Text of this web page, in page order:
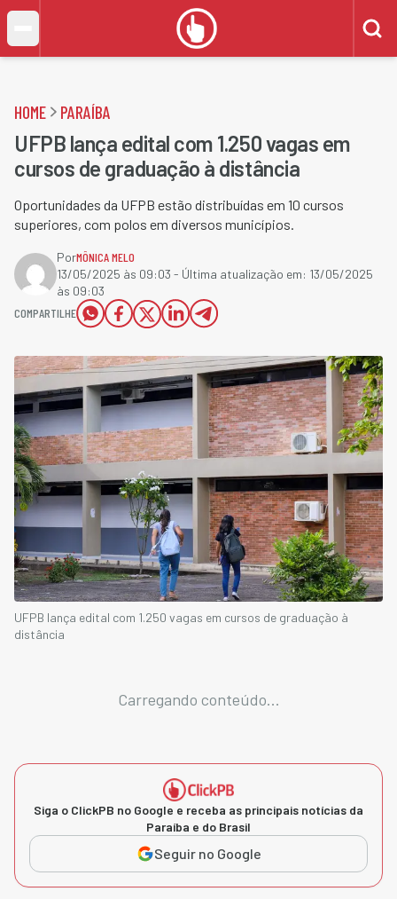
HOME PARAÍBA
UFPB lança edital com 1.250 vagas em
cursos de graduação à distância
Oportunidades da UFPB estão distribuídas em 10 cursos
superiores, com polos em diversos municípios.
PorMÔNICA MELO
13/05/2025 às 09:03 - Última atualização em: 13/05/2025
às 09:03
COMPARTILHE
UFPB lança edital com 1.250 vagas em cursos de graduação à
distância
Carregando conteúdo...
Siga o ClickPB no Google e receba as principais notícias da
Paraíba e do Brasil
Seguir no Google